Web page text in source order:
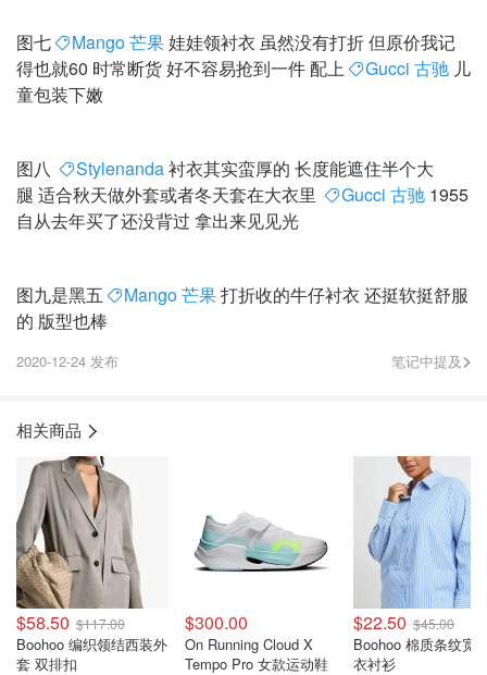
图七 Mango 芒果娃娃领衬衣 虽然没有打折 但原价我记
得也就60 时常断货 好不容易抢到一件 配上
Gucci 古驰 儿
童包装下嫩
图八 Stylenanda衬衣其实蛮厚的 长度能遮住半个大
腿 适合秋天做外套或者冬天套在大衣里
Gucci 古驰 1955
自从去年买了还没背过 拿出来见见光
图九是黑五 Mango 芒果打折收的牛仔衬衣 还挺软挺舒服
的 版型也棒
2020-12-24 发布 笔记中提及
相关商品
$58.50 $117.00
Boohoo 编织领结西装外
套 双排扣
$300.00
On Running Cloud X
Tempo Pro 女款运动鞋
$22.50 $45.00
Boohoo 棉质条纹宽
衣衬衫